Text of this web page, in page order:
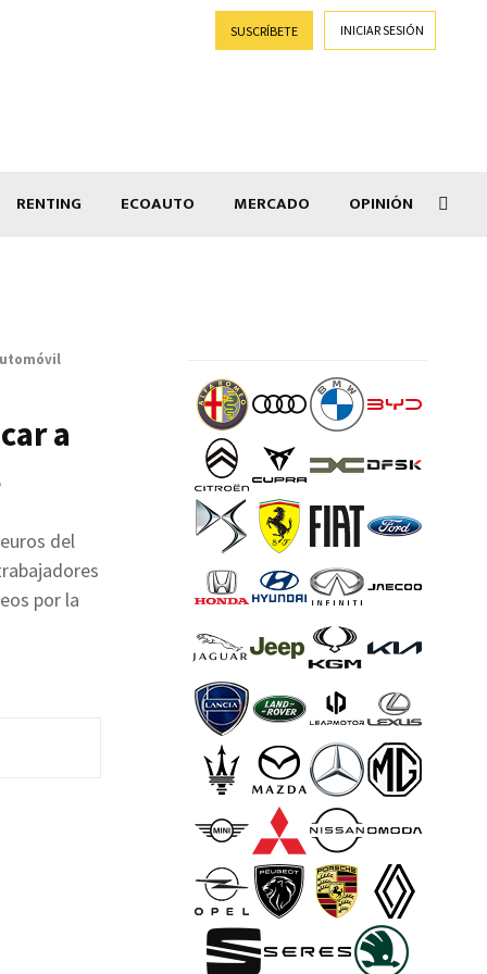
SUSCRÍBETE INICIAR SESIÓN
RENTING ECOAUTO MERCADO OPINIÓN
a
del
por la